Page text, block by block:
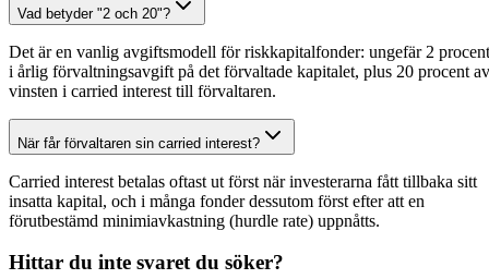
Vad betyder "2 och 20"?
Det är en vanlig avgiftsmodell för riskkapitalfonder: ungefär 2 procent
i årlig förvaltningsavgift på det förvaltade kapitalet, plus 20 procent av
vinsten i carried interest till förvaltaren.
När får förvaltaren sin carried interest?
Carried interest betalas oftast ut först när investerarna fått tillbaka sitt
insatta kapital, och i många fonder dessutom först efter att en
förutbestämd minimiavkastning (hurdle rate) uppnåtts.
Hittar du inte svaret du söker?